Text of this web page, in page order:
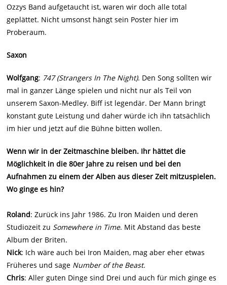
Ozzys Band aufgetaucht ist, waren wir doch alle total
geplättet. Nicht umsonst hängt sein Poster hier im
Proberaum.
Saxon
Wolfgang: 747 (Strangers In The Night). Den Song sollten wir
mal in ganzer Länge spielen und nicht nur als Teil von
unserem Saxon-Medley. Biff ist legendär. Der Mann bringt
konstant gute Leistung und daher würde ich ihn tatsächlich
im hier und jetzt auf die Bühne bitten wollen.
Wenn wir in der Zeitmaschine bleiben. Ihr hättet die
Möglichkeit in die 80er Jahre zu reisen und bei den
Aufnahmen zu einem der Alben aus dieser Zeit mitzuspielen.
Wo ginge es hin?
Roland: Zurück ins Jahr 1986. Zu Iron Maiden und deren
Studiozeit zu Somewhere in Time. Mit Abstand das beste
Album der Briten.
Nick: Ich wäre auch bei Iron Maiden, mag aber eher etwas
Früheres und sage Number of the Beast.
Chris: Aller guten Dinge sind Drei und auch für mich ginge es